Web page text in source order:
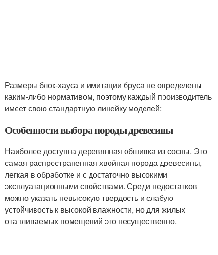
Размеры блок-хауса и имитации бруса не определены
каким-либо нормативом, поэтому каждый производитель
имеет свою стандартную линейку моделей:
Особенности выбора породы древесины
Наиболее доступна деревянная обшивка из сосны. Это
самая распространенная хвойная порода древесины,
легкая в обработке и с достаточно высокими
эксплуатационными свойствами. Среди недостатков
можно указать невысокую твердость и слабую
устойчивость к высокой влажности, но для жилых
отапливаемых помещений это несущественно.